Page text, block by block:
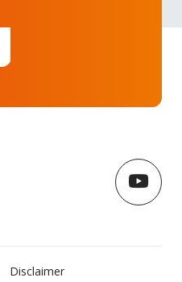
Disclaimer